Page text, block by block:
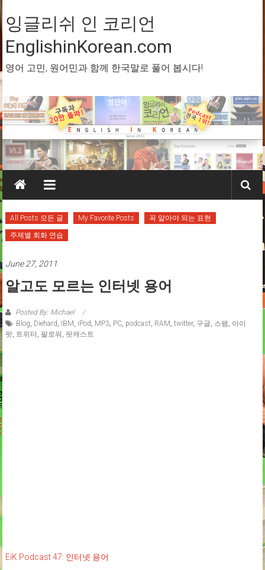
Skip
to
content
잉글리쉬 인 코리언
EnglishinKorean.com
영어 고민, 원어민과 함께 한국말로 풀어 봅시다!
All Posts 모든 글 My Favorite Posts 꼭 알아야 되는 표현
주제별 회화 연습
June 27, 2011
알고도 모르는 인터넷 용어
Posted By: Michael
Blog, Diehard, IBM, iPod, MP3, PC, podcast, RAM, twitter, 구글, 스팸 , 아이
팟, 트위터 , 팔로워 , 팟캐스트
EiK Podcast 47: 인터넷 용어